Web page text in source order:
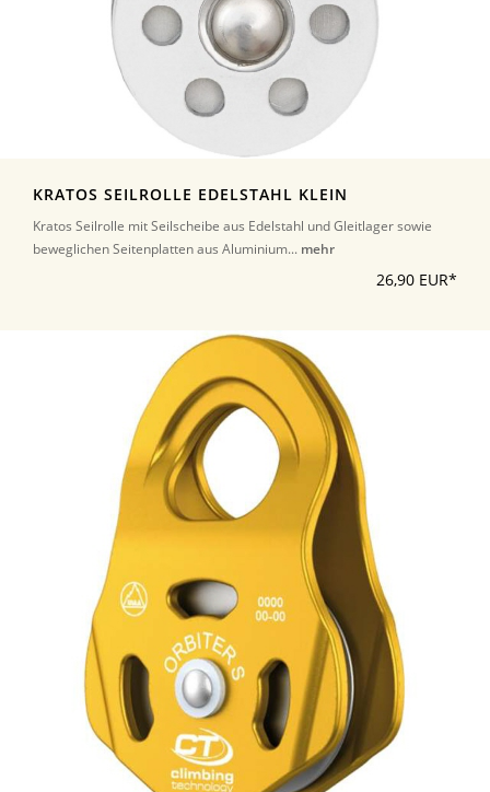
KRATOS SEILROLLE EDELSTAHL KLEIN
Kratos Seilrolle mit Seilscheibe aus Edelstahl und Gleitlager sowie
beweglichen Seitenplatten aus Aluminium... mehr
26,90 EUR*